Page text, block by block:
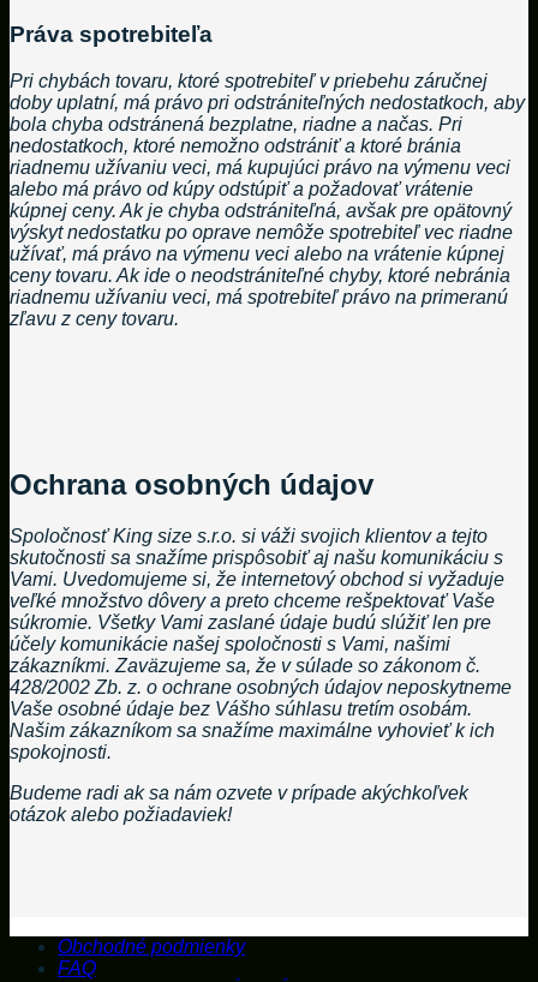
Práva spotrebiteľa
Pri chybách tovaru, ktoré spotrebiteľ v priebehu záručnej
doby uplatní, má právo pri odstrániteľných nedostatkoch, aby
bola chyba odstránená bezplatne, riadne a načas. Pri
nedostatkoch, ktoré nemožno odstrániť a ktoré bránia
riadnemu užívaniu veci, má kupujúci právo na výmenu veci
alebo má právo od kúpy odstúpiť a požadovať vrátenie
kúpnej ceny. Ak je chyba odstrániteľná, avšak pre opätovný
výskyt nedostatku po oprave nemôže spotrebiteľ vec riadne
užívať, má právo na výmenu veci alebo na vrátenie kúpnej
ceny tovaru. Ak ide o neodstrániteľné chyby, ktoré nebránia
riadnemu užívaniu veci, má spotrebiteľ právo na primeranú
zľavu z ceny tovaru.
Ochrana osobných údajov
Spoločnosť King size s.r.o. si váži svojich klientov a tejto
skutočnosti sa snažíme prispôsobiť aj našu komunikáciu s
Vami. Uvedomujeme si, že internetový obchod si vyžaduje
veľké množstvo dôvery a preto chceme rešpektovať Vaše
súkromie. Všetky Vami zaslané údaje budú slúžiť len pre
účely komunikácie našej spoločnosti s Vami, našimi
zákazníkmi. Zaväzujeme sa, že v súlade so zákonom č.
428/2002 Zb. z. o ochrane osobných údajov neposkytneme
Vaše osobné údaje bez Vášho súhlasu tretím osobám.
Našim zákazníkom sa snažíme maximálne vyhovieť k ich
spokojnosti.
Budeme radi ak sa nám ozvete v prípade akýchkoľvek
otázok alebo požiadaviek!
Obchodné podmienky
FAQ